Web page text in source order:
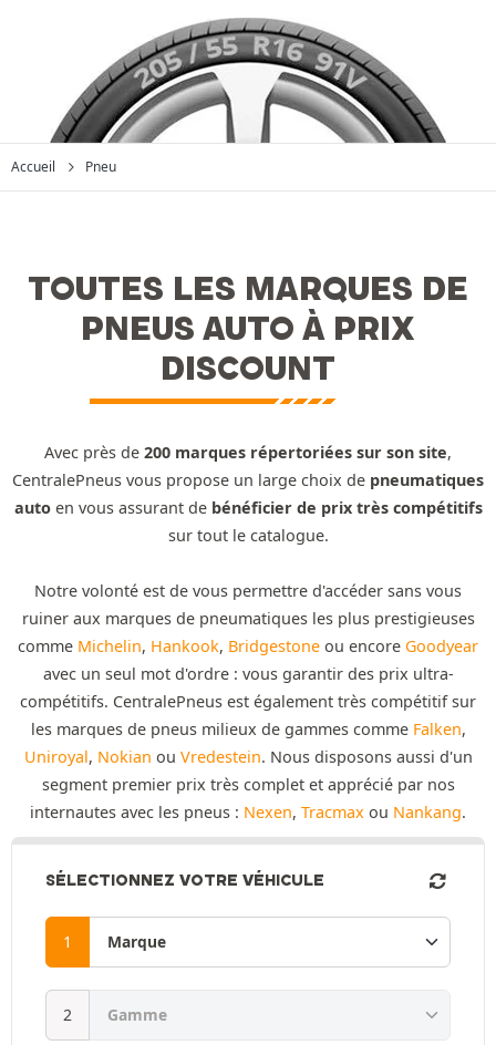
Accueil Pneu
TOUTES LES MARQUES DE
PNEUS AUTO À PRIX
DISCOUNT
Avec près de 200 marques répertoriées sur son site,
CentralePneus vous propose un large choix de pneumatiques
autoen vous assurant de bénéficier de prix très compétitifs
sur tout le catalogue.
Notre volonté est de vous permettre d'accéder sans vous
ruiner aux marques de pneumatiques les plus prestigieuses
comme Michelin, Hankook, Bridgestone ou encore Goodyear
avec un seul mot d'ordre : vous garantir des prix ultra-
compétitifs. CentralePneus est également très compétitif sur
les marques de pneus milieux de gammes comme Falken,
Uniroyal, Nokian ou Vredestein. Nous disposons aussi d'un
segment premier prix très complet et apprécié par nos
internautes avec les pneus : Nexen, Tracmax ou Nankang.
SÉLECTIONNEZ VOTRE VÉHICULE